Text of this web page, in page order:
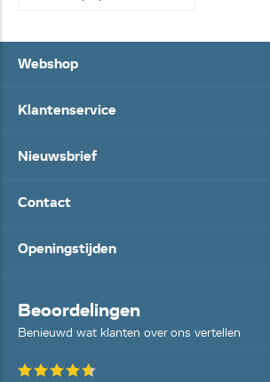
Webshop
Klantenservice
Nieuwsbrief
Contact
Openingstijden
Beoordelingen
Benieuwd wat klanten over ons vertellen